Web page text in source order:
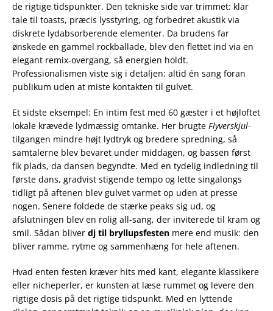
de rigtige tidspunkter. Den tekniske side var trimmet: klar
tale til toasts, præcis lysstyring, og forbedret akustik via
diskrete lydabsorberende elementer. Da brudens far
ønskede en gammel rockballade, blev den flettet ind via en
elegant remix-overgang, så energien holdt.
Professionalismen viste sig i detaljen: altid én sang foran
publikum uden at miste kontakten til gulvet.
Et sidste eksempel: En intim fest med 60 gæster i et højloftet
lokale krævede lydmæssig omtanke. Her brugte Flyverskjul-
tilgangen mindre højt lydtryk og bredere spredning, så
samtalerne blev bevaret under middagen, og bassen først
fik plads, da dansen begyndte. Med en tydelig indledning til
første dans, gradvist stigende tempo og lette singalongs
tidligt på aftenen blev gulvet varmet op uden at presse
nogen. Senere foldede de stærke peaks sig ud, og
afslutningen blev en rolig all-sang, der inviterede til kram og
smil. Sådan bliver dj til bryllupsfesten mere end musik: den
bliver ramme, rytme og sammenhæng for hele aftenen.
Hvad enten festen kræver hits med kant, elegante klassikere
eller nicheperler, er kunsten at læse rummet og levere den
rigtige dosis på det rigtige tidspunkt. Med en lyttende